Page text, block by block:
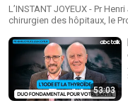
L’INSTANT JOYEUX - Pr
chirurgien des hôpitaux, le
leur santé, particulièrement
propre santé, c’est
contre nombre de maladies.
53:03